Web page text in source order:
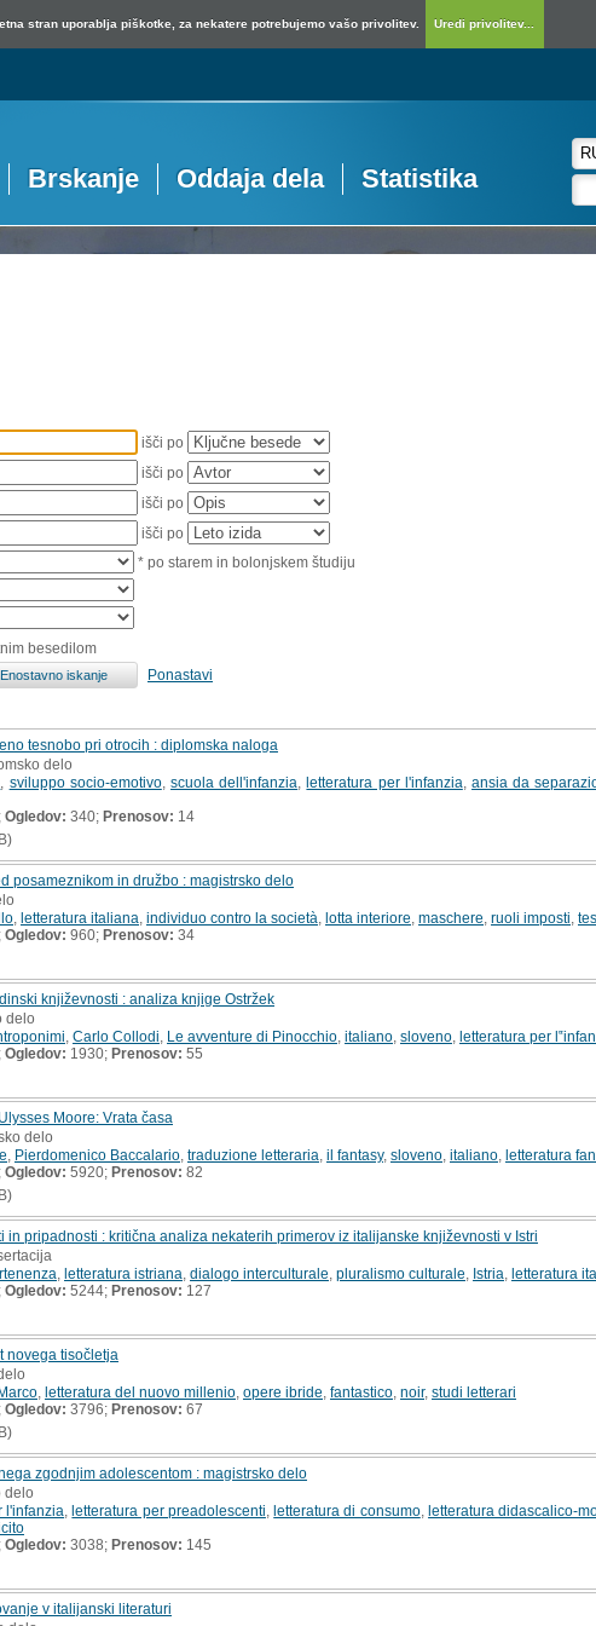
stran uporablja piškotke, za nekatere potrebujemo vašo privolitev. Uredi privolitev...
Brskanje Oddaja dela Statistika
išči po
išči po
išči po
išči po
* po starem in bolonjskem študiju
besedilom
Ponastavi
tesnobo pri otrocih : diplomska naloga
delo
sviluppo socio-emotivo,scuola dell'infanzia ,letteratura per l'infanzia ,ansia da
Ogledov: 340; Prenosov: 14
posameznikom in družbo : magistrsko delo
letteratura italiana individuo contro la società lotta interiore maschere ruoli imposti
Ogledov: 960; Prenosov: 34
književnosti : analiza knjige Ostržek
delo
Carlo Collodi Le avventure di Pinocchio italiano sloveno letteratura per
Ogledov: 1930; Prenosov: 55
Moore: Vrata časa
delo
Pierdomenico Baccalario traduzione letteraria il fantasy, sloveno italiano letteratura
Ogledov: 5920; Prenosov: 82
in pripadnosti : kritična analiza nekaterih primerov iz italijanske književnosti v Istri
letteratura istriana dialogo interculturale pluralismo culturale Istria letteratura
Ogledov: 5244; Prenosov: 127
novega tisočletja
letteratura del nuovo millenio opere ibride fantastico noir, studi letterari
Ogledov: 3796; Prenosov: 67
zgodnjim adolescentom : magistrsko delo
delo
l'infanzia ,letteratura per preadolescenti ,letteratura di consumo,letteratura didascalico-
Ogledov: 3038; Prenosov: 145
v italijanski literaturi